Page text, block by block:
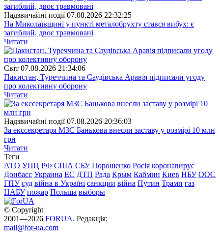
Надзвичайні події 07.08.2026 22:32:25
На Миколаївщині у пункті металобрухту стався вибух: є
загиблий, двоє травмовані
Читати
Свiт 07.08.2026 21:34:06
Пакистан, Туреччина та Саудівська Аравія підписали угоду
про колективну оборону
Читати
Надзвичайні події 07.08.2026 20:36:03
За екссекретаря МЗС Банькова внесли заставу у розмірі 10 млн
грн
Читати
Теги
АТО УПЦ РФ США СБУ Порошенко Росія коронавирус
Донбасс Украина ЕС ДТП Рада Крым Кабмин Киев НБУ ООС
ГПУ суд війна в Україні санкции війна Путин Трамп газ
НАБУ пожар Польша выборы
© Copyright
2001—2026 FORUA. Редакція:
mail@for-ua.com